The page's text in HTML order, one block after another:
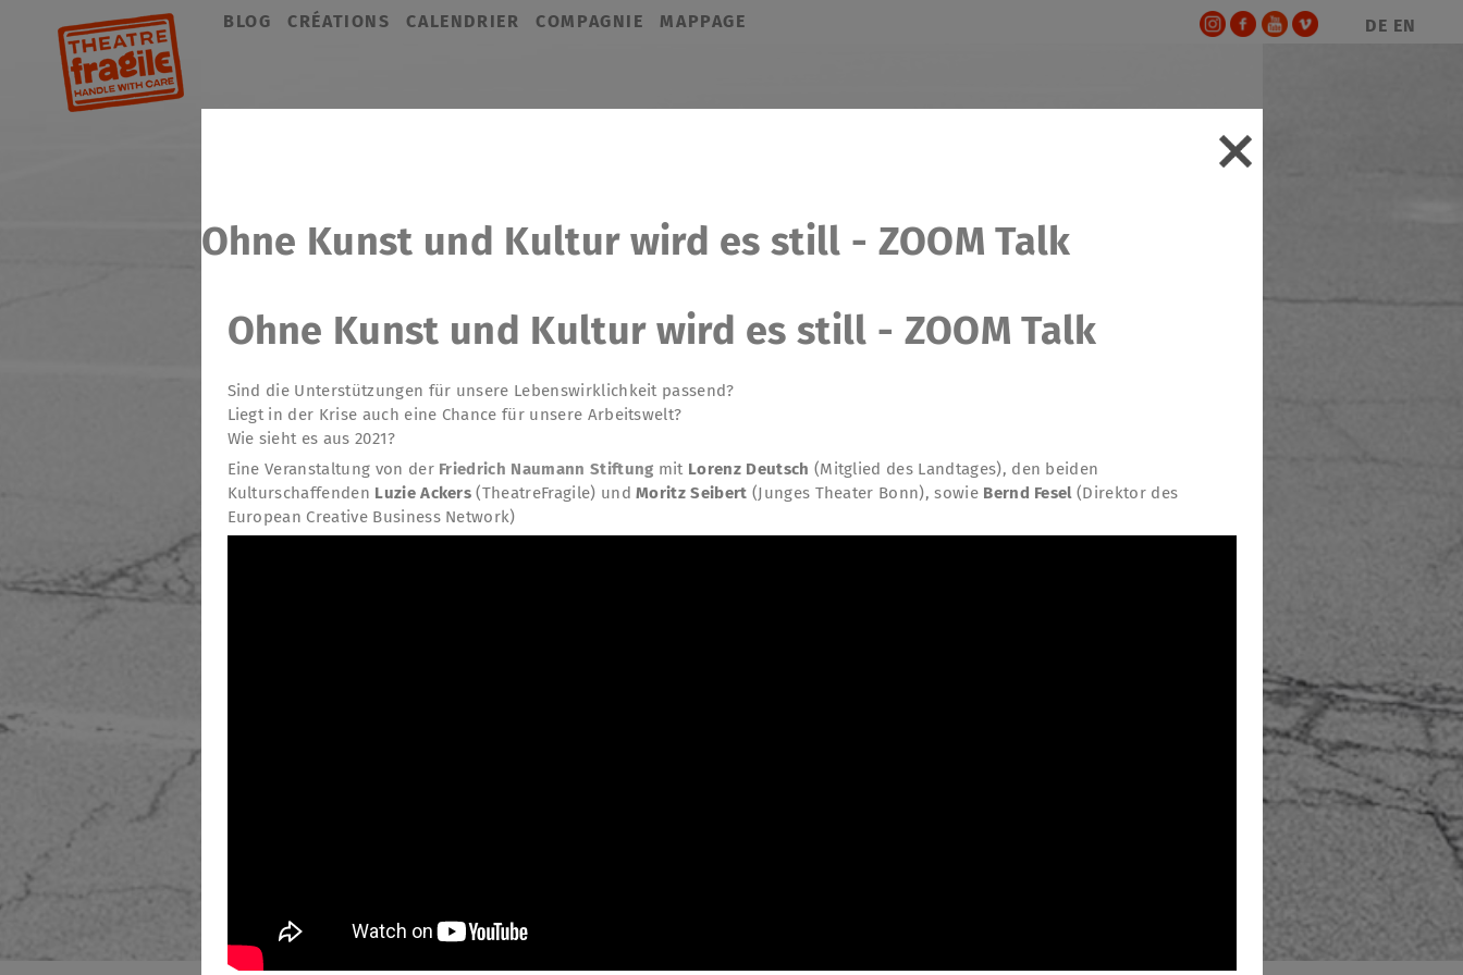
au
BLOG CRÉATIONS CALENDRIER COMPAGNIE MAPPAGE DE EN
Ohne Kunst und Kultur wird es still - ZOOM Talk
Ohne Kunst und Kultur wird es still - ZOOM Talk
Sind die Unterstützungen für unsere Lebenswirklichkeit passend?
Liegt in der Krise auch eine Chance für unsere Arbeitswelt?
Wie sieht es aus 2021?
Eine Veranstaltung von der Friedrich Naumann Stiftung mit Lorenz Deutsch (Mitglied des Landtages), den beiden
Kulturschaffenden Luzie Ackers (TheatreFragile) undMoritz Seibert (Junges Theater Bonn), sowie Bernd Fesel(Direktor des
European Creative Business Network)